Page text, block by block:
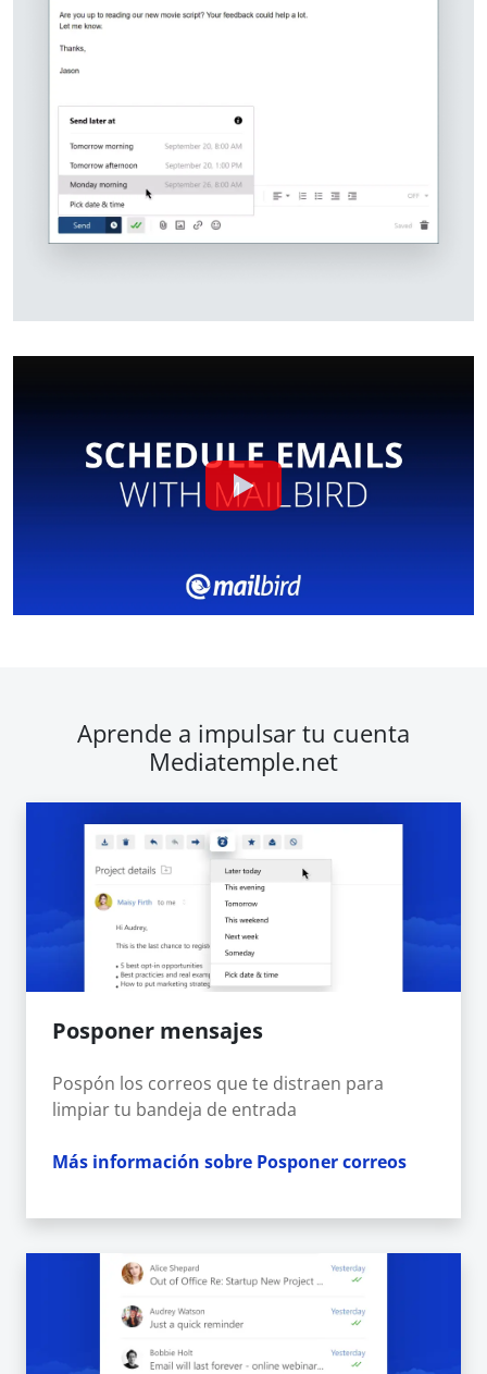
Aprende a impulsar tu cuenta
Mediatemple.net
Posponer mensajes
Pospón los correos que te distraen para
limpiar tu bandeja de entrada
Más información sobre Posponer correos